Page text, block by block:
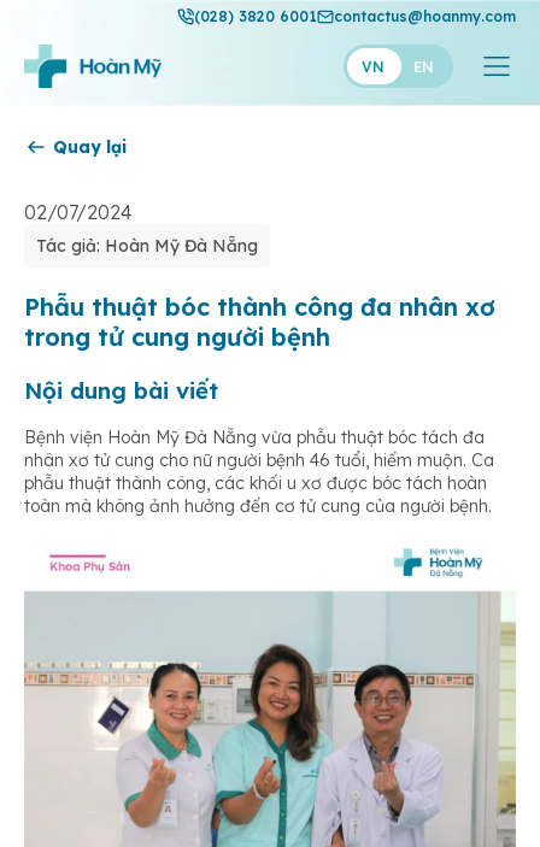
(028) 3820 6001 contactus@hoanmy.com
VN EN
Hạnh Phúc
Thuận Mỹ
Quay lại
02/07/2024
Tác giả: Hoàn Mỹ Đà Nẵng
Phẫu thuật bóc thành công đa nhân xơ
trong tử cung người bệnh
Nội dung bài viết
Bệnh viện Hoàn Mỹ Đà Nẵng vừa phẫu thuật bóc tách đa
nhân xơ tử cung cho nữ người bệnh 46 tuổi, hiếm muộn. Ca
phẫu thuật thành công, các khối u xơ được bóc tách hoàn
toàn mà không ảnh hưởng đến cơ tử cung của người bệnh.